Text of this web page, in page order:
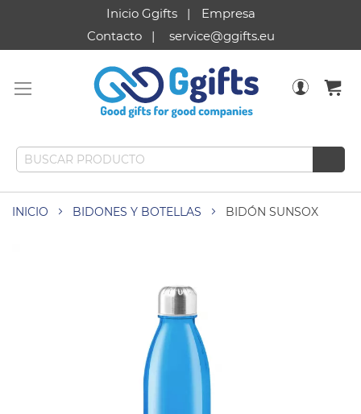
Inicio Ggifts
Empresa
Contacto
service@ggifts.eu
INICIO BIDONES Y BOTELLAS BIDÓN SUNSOX